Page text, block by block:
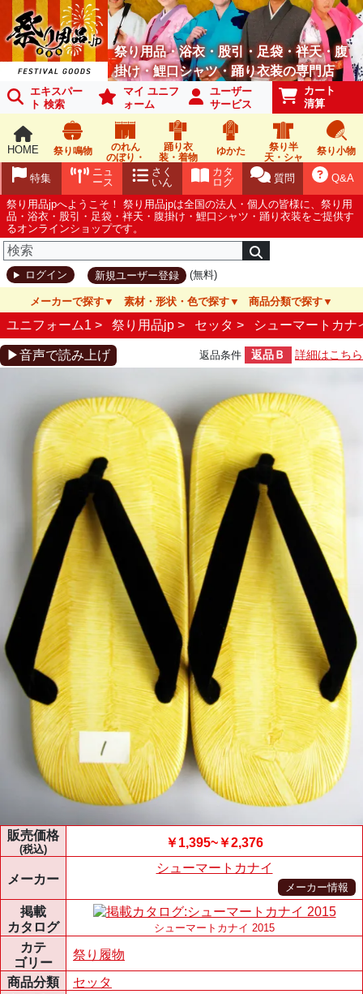
祭り用品・浴衣・股引・足袋・袢天・腹
掛け・鯉口シャツ・踊り衣装の専門店
エキスパー
ト 検索
マイ ユニフ
ォーム
ユーザー
サービス
カート
清算
HOME 祭り鳴物
のれん
のぼり・
踊り衣
装・着物
ゆかた
祭り半
天・シャ
祭り小物
Q&A
質問
カタ
ログ
さく
いん
ニュ
ース
特集
祭り用品jpへようこそ！ 祭り用品jpは全国の法人・個人の皆様に、祭り用
品・浴衣・股引・足袋・袢天・腹掛け・鯉口シャツ・踊り衣装をご提供す
るオンラインショップです。
ログイン 新規ユーザー登録 (無料)
メーカーで探す 素材・形状・色で探す 商品分類で探す
ユニフォーム1 > 祭り用品jp > セッタ > シューマートカナ
▶音声で読み上げ 返品条件 返品Ｂ 詳細はこちら
販売価格
(税込) ￥1,395~￥2,376
メーカー
シューマートカナイ
メーカー情報
掲載
カタログ
シューマートカナイ 2015
カテ
ゴリー
祭り履物
商品分類
セッタ